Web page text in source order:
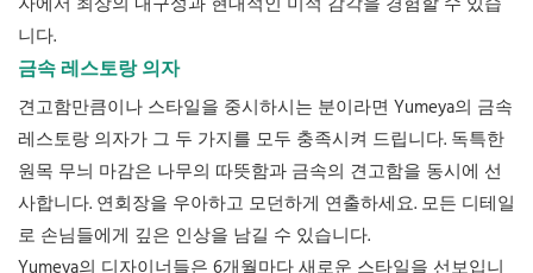
니다.
금속 레스토랑 의자
견고함만큼이나 스타일을 중시하시는 분이라면 Yumeya의 금속
레스토랑 의자가 그 두 가지를 모두 충족시켜 드립니다. 독특한
원목 무늬 마감은 나무의 따뜻함과 금속의 견고함을 동시에 선
사합니다. 연회장을 우아하고 모던하게 연출하세요. 모든 디테일
로 손님들에게 깊은 인상을 남길 수 있습니다.